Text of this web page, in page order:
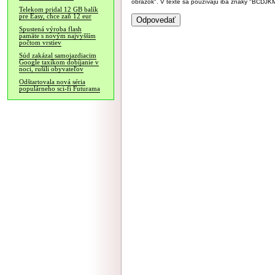
Telekom pridal 12 GB balík
pre Easy, chce zaň 12 eur
Spustená výroba flash
pamäte s novým najvyšším
počtom vrstiev
Súd zakázal samojazdiacim
Google taxíkom dobíjanie v
noci, rušili obyvateľov
Odštartovala nová séria
populárneho sci-fi Futurama
obrázok". V texte sa používajú iba znaky